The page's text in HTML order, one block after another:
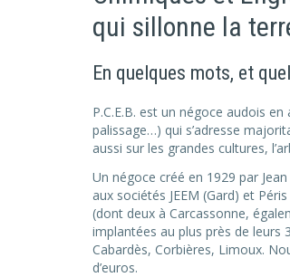
qui sillonne la
En quelques mots, et
P.C.E.B. est un négoce audois
palissage…) qui s’adresse
aussi sur les grandes cultures,
Un négoce créé en 1929 par
aux sociétés JEEM (Gard) et
(dont deux à Carcassonne,
implantées au plus près de leurs
Cabardès, Corbières, Limoux.
d’euros.